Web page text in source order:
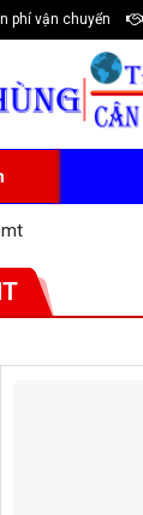
phí vận chuyển